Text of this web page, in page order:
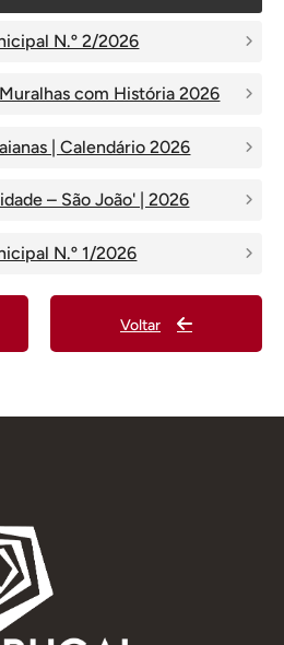
N.º 2/2026
com História 2026
| Calendário 2026
– São João' | 2026
N.º 1/2026
Voltar